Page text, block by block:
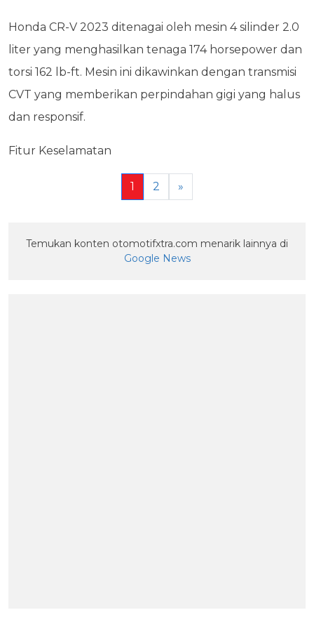
Honda CR-V 2023 ditenagai oleh mesin 4 silinder 2.0
liter yang menghasilkan tenaga 174 horsepower dan
torsi 162 lb-ft. Mesin ini dikawinkan dengan transmisi
CVT yang memberikan perpindahan gigi yang halus
dan responsif.
Fitur Keselamatan
1 2 »
Temukan konten otomotifxtra.com menarik lainnya di
Google News